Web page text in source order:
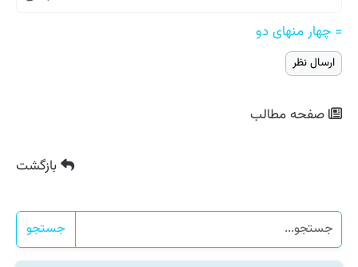
= چهار منهای دو
صفحه مطالب
بازگشت
جستجو